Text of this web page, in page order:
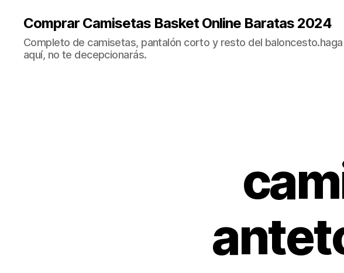
Comprar Camisetas Basket Online Baratas 2024
Completo de camisetas, pantalón corto y resto del
aquí, no te decepcionarás.